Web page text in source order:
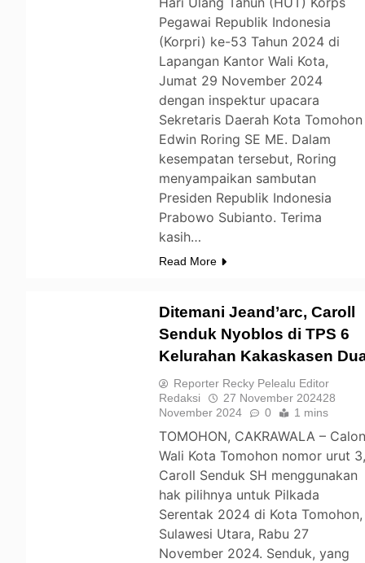
Pegawai Republik Indonesia
(Korpri) ke-53 Tahun 2024 di
Lapangan Kantor Wali Kota,
Jumat 29 November 2024
dengan inspektur upacara
Sekretaris Daerah Kota Tomohon
Edwin Roring SE ME. Dalam
kesempatan tersebut, Roring
menyampaikan sambutan
Presiden Republik Indonesia
Prabowo Subianto. Terima
kasih…
Read More
Ditemani Jeand’arc, Caroll
Senduk Nyoblos di TPS 6
Kelurahan Kakaskasen
Reporter Recky Pelealu Editor
Redaksi
27 November 202428
November 2024
0 1 mins
TOMOHON, CAKRAWALA –
Wali Kota Tomohon nomor urut
Caroll Senduk SH menggunakan
hak pilihnya untuk Pilkada
Serentak 2024 di Kota Tomohon,
Sulawesi Utara, Rabu 27
November 2024. Senduk, yang